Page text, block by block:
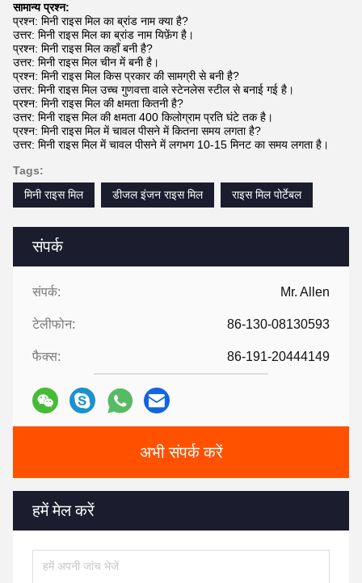
संपर्क
संपर्क: Mr. Allen
टेलीफोन: 86-130-08130593
फैक्स: 86-191-20444149
अभी संपर्क करें
हमें मेल करें
सामान्य प्रश्न:
प्रश्न: मिनी राइस मिल का ब्रांड नाम क्या है?
उत्तर: मिनी राइस मिल का ब्रांड नाम यिफ़ेंग है।
प्रश्न: मिनी राइस मिल कहाँ बनी है?
उत्तर: मिनी राइस मिल चीन में बनी है।
प्रश्न: मिनी राइस मिल किस प्रकार की सामग्री से बनी है?
उत्तर: मिनी राइस मिल उच्च गुणवत्ता वाले स्टेनलेस स्टील से बनाई गई है।
प्रश्न: मिनी राइस मिल की क्षमता कितनी है?
उत्तर: मिनी राइस मिल की क्षमता 400 किलोग्राम प्रति घंटे तक है।
प्रश्न: मिनी राइस मिल में चावल पीसने में कितना समय लगता है?
उत्तर: मिनी राइस मिल में चावल पीसने में लगभग 10-15 मिनट का समय लगता है।
Tags:
मिनी राइस मिल
डीजल इंजन राइस मिल राइस मिल पोर्टेबल